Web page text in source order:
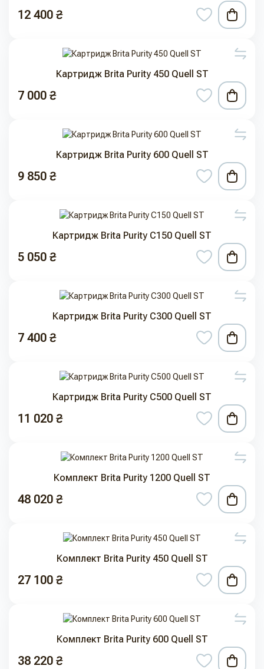
12 400 ₴
Картридж Brita Purity 450 Quell ST
7 000 ₴
Картридж Brita Purity 600 Quell ST
9 850 ₴
Картридж Brita Purity C150 Quell ST
5 050 ₴
Картридж Brita Purity C300 Quell ST
7 400 ₴
Картридж Brita Purity C500 Quell ST
11 020 ₴
Комплект Brita Purity 1200 Quell ST
48 020 ₴
Комплект Brita Purity 450 Quell ST
27 100 ₴
Комплект Brita Purity 600 Quell ST
38 220 ₴